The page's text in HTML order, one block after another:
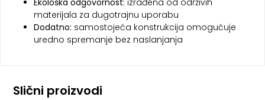
Ekološka odgovornost: izrađena od održivih
materijala za dugotrajnu uporabu
Dodatno: samostojeća konstrukcija omogućuje
uredno spremanje bez naslanjanja
Slični proizvodi